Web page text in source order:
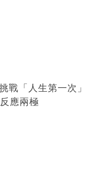
戰「人生第一次
應兩極